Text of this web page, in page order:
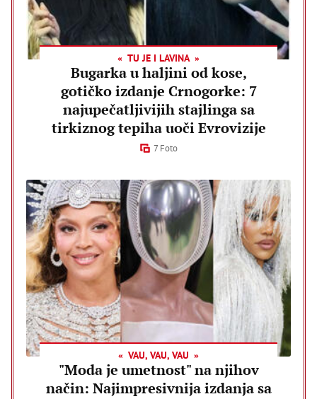
TU JE I LAVINA
Bugarka u haljini od kose,
gotičko izdanje Crnogorke: 7
najupečatljivijih stajlinga sa
tirkiznog tepiha uoči Evrovizije
7 Foto
VAU, VAU, VAU
"Moda je umetnost" na njihov
način: Najimpresivnija izdanja sa